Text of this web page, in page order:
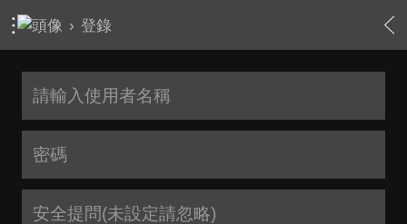
› 登錄
安全提問(未設定請忽略)